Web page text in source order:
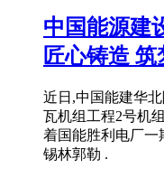
中国能源建
匠心铸造 筑
近日,中国能建华
瓦机组工程2号机
着国能胜利电厂一
锡林郭勒 .